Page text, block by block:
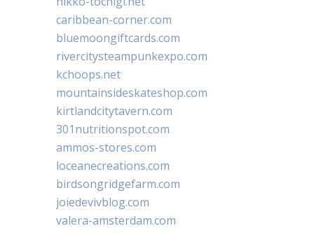
caribbean-corner.com
bluemoongiftcards.com
rivercitysteampunkexpo.com
kchoops.net
mountainsideskateshop.com
kirtlandcitytavern.com
301nutritionspot.com
ammos-stores.com
loceanecreations.com
birdsongridgefarm.com
joiedevivblog.com
valera-amsterdam.com